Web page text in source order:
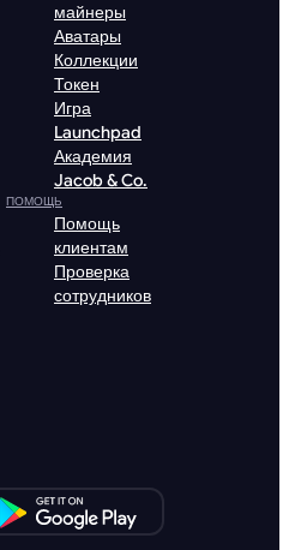
майнеры
Аватары
Коллекции
Токен
Игра
Launchpad
Академия
Jacob & Co.
ПОМОЩЬ
Помощь
клиентам
Проверка
сотрудников